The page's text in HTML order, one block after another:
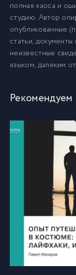
полная хаоса и
студию. Автор
опубликованные
статьи,
неизвестные
языком, далеким
Рекомендуем